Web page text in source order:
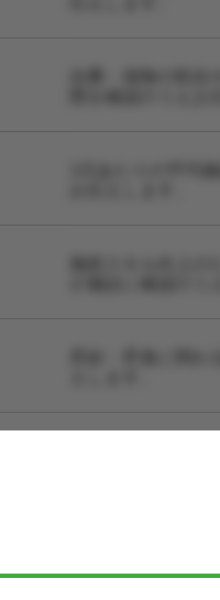
自費・保険の割
1日あたりの平
施術スキル向上